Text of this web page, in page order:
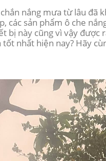
nắng mưa từ lâu đã
các sản phẩm ô che
bị này cũng vì vậy được
tốt nhất hiện nay? Hãy